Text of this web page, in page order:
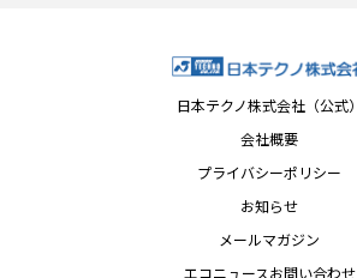
日本テクノ株式会社（公式）
会社概要
プライバシーポリシー
お知らせ
メールマガジン
エコニュースお問い合わせ